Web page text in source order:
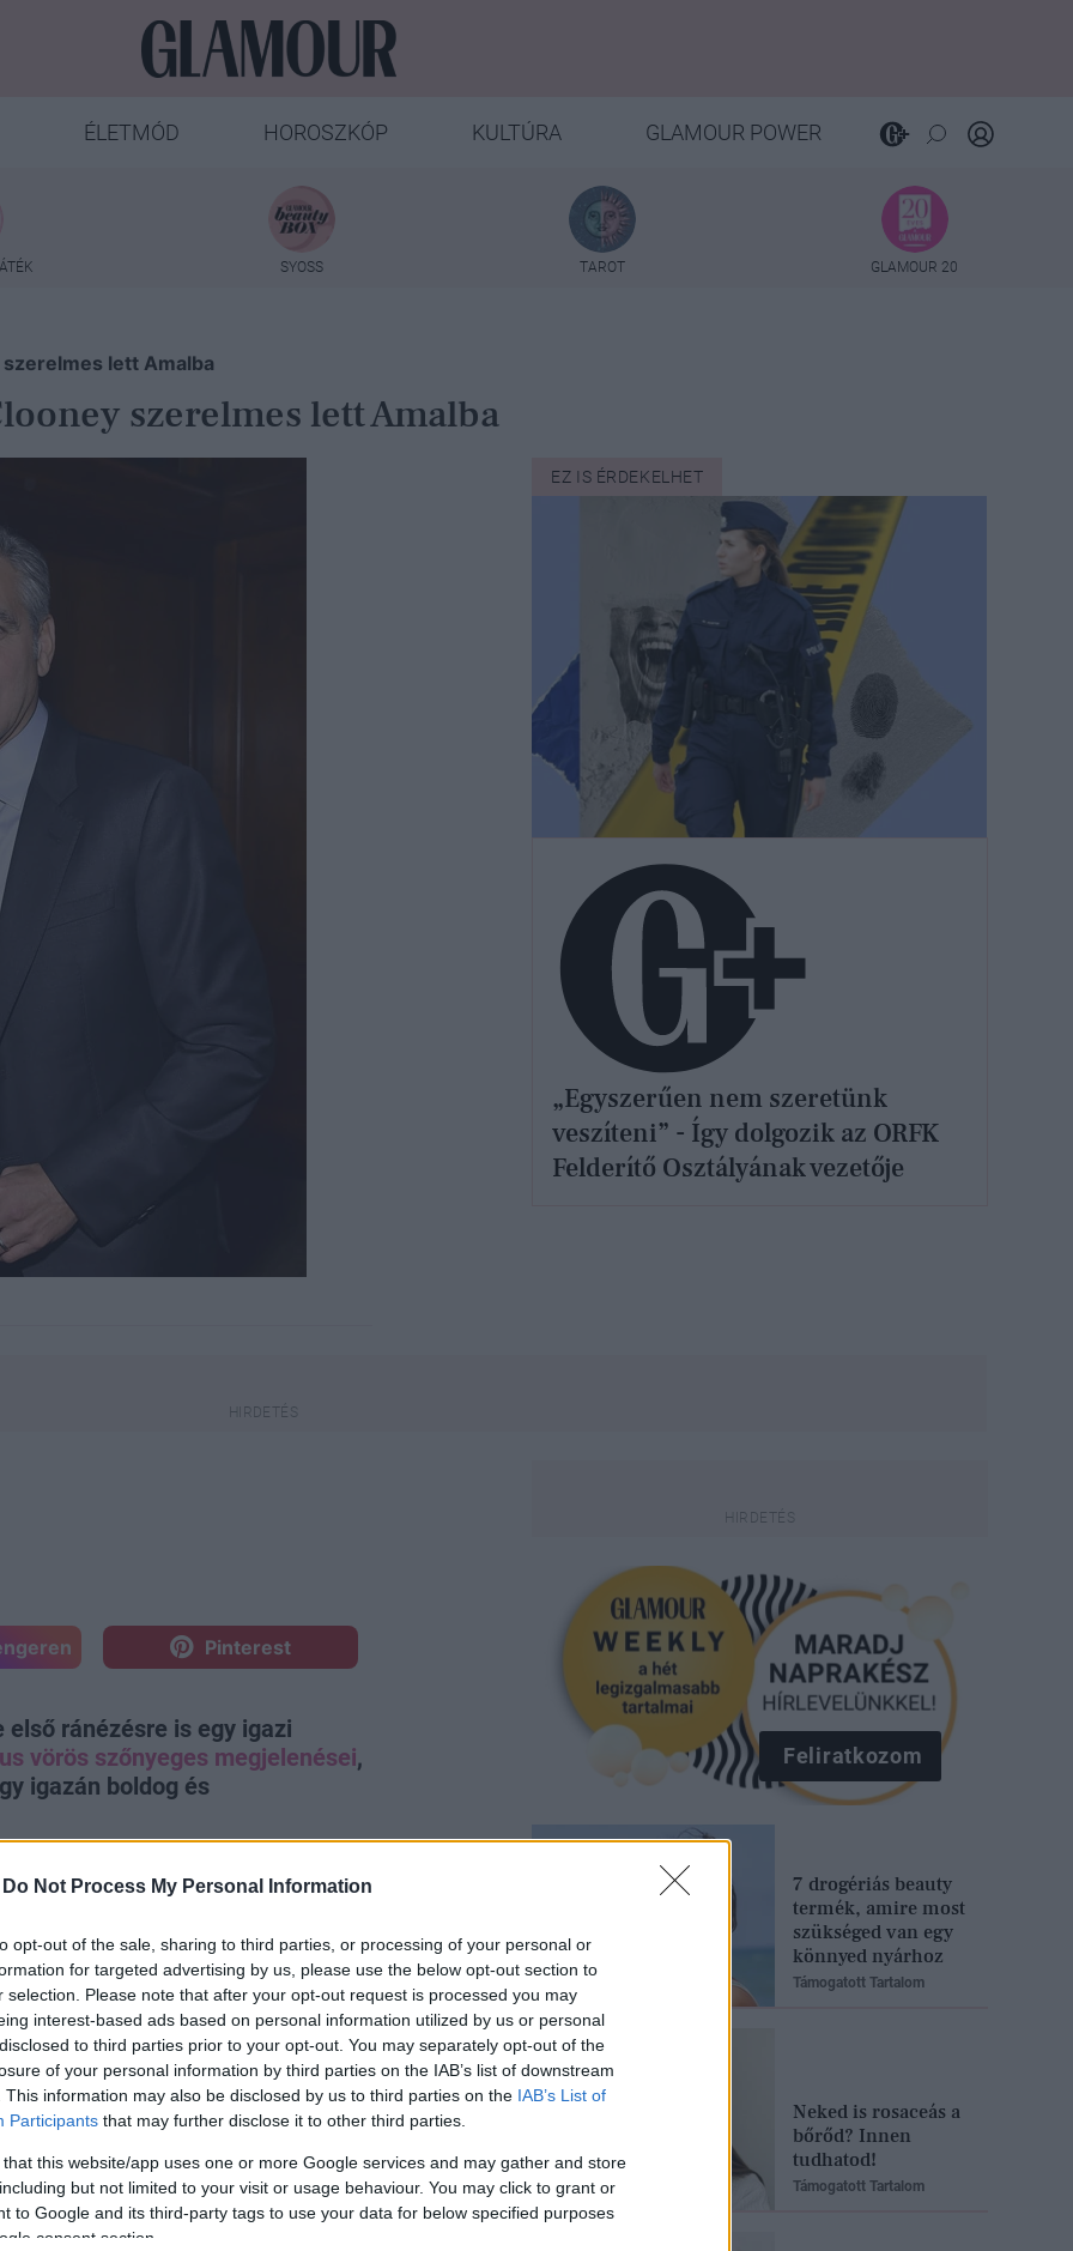
Do Not Process My Personal Information
opt-out of the sale, sharing to third parties, or processing of your personal or
for targeted advertising by us, please use the below opt-out section to
selection. Please note that after your opt-out request is processed you may
interest-based ads based on personal information utilized by us or personal
to third parties prior to your opt-out. You may separately opt-out of the
of your personal information by third parties on the IAB’s list of downstream
This information may also be disclosed by us to third parties on the IAB’s List of
Participants that may further disclose it to other third parties.
that this website/app uses one or more Google services and may gather and store
but not limited to your visit or usage behaviour. You may click to grant or
to Google and its third-party tags to use your data for below specified purposes
consent section.
ÉLETMÓD HOROSZKÓP KULTÚRA GLAMOUR POWER
SYOSS TAROT GLAMOUR 20
lett Amalba
szerelmes lett Amalba
EZ IS ÉRDEKELHET
„Egyszerűen nem szeretünk
veszíteni” - Így dolgozik az ORFK
Felderítő Osztályának vezetője
Pinterest
ránézésre is egy igazi
vörös szőnyeges megjelenései,
igazán boldog és
sokat, Amal gyors tempóval
másikra egy párnak könyvelte el
Feliratkozom
7 drogériás beauty
termék, amire most
szükséged van egy
könnyed nyárhoz
Támogatott Tartalom
Neked is rosaceás a
bőrőd? Innen
tudhatod!
Támogatott Tartalom